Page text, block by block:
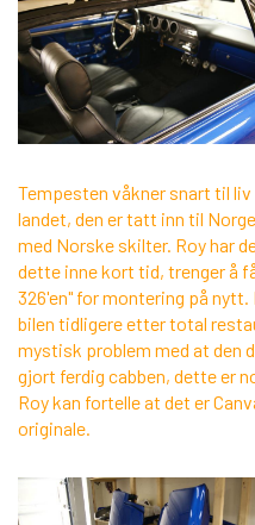
Tempesten våkner snart til
landet, den er tatt inn til
med Norske skilter. Roy har
dette inne kort tid, trenger å
326'en" for montering på
bilen tidligere etter total
mystisk problem med at den
gjort ferdig cabben, dette er
Roy kan fortelle at det er
originale.